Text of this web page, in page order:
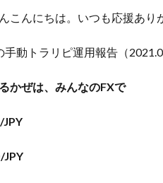
こんにちは。いつも応援あり
手動トラリピ運用報告（
かぜは、みんなのFXで
JPY
JPY